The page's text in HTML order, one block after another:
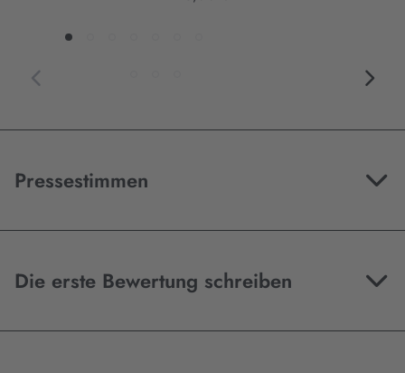
Pressestimmen
Die erste Bewertung schreiben